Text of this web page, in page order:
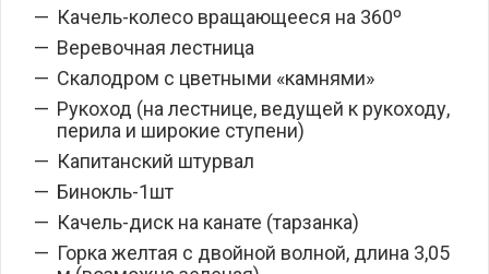
Качель-колесо вращающееся на 360º
Веревочная лестница
Скалодром с цветными «камнями»
Рукоход (на лестнице, ведущей к рукоходу,
перила и широкие ступени)
Капитанский штурвал
Бинокль-1шт
Качель-диск на канате (тарзанка)
Горка желтая с двойной волной, длина 3,05